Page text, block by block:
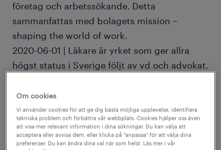
företag och arbetssökande. Detta
sammanfattas med bolagets mission –
shaping the world of work.
2020-06-01 | Läkare är yrket som ger allra
högst status i Sverige följt av vd och advokat.
kabinpersonal, influencer och fotomodell. Det
visar en undersökning som genomförts av
Randstad/Sifo.
Om cookies
Vi använder cookies för att ge dig bästa möjliga upplevelse, identifiera
tekniska problem och förbättra vår webbplats. Cookies hjälper oss även
att visa mer relevant information i dina sökningar. Du kan välja att
acceptera eller avvisa dem, eller klicka på "anpassa" för att välja dina
preferenser. Du kan ändra dina val när som helst. Läs mer i vår